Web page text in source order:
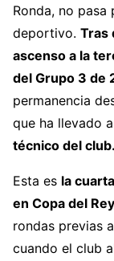
Ronda, no
deportivo. Tras
ascenso a la
del Grupo 3 de
permanencia
que ha llevado
técnico del club.
Esta es la
en Copa del Rey
rondas previas
cuando el club